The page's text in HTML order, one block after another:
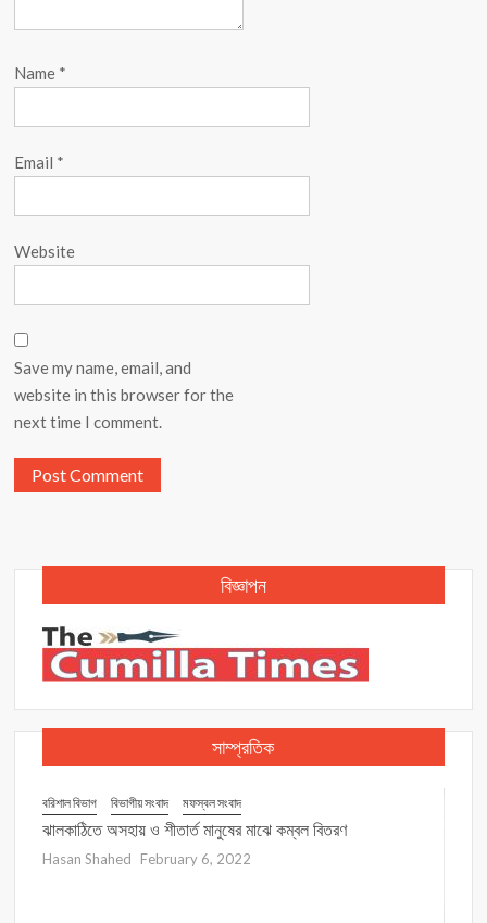
Name *
Email *
Website
Save my name, email, and
website in this browser for the
next time I comment.
বিজ্ঞাপন
সাম্প্রতিক
বরিশাল বিভাগ বিভাগীয় সংবাদ মফস্বল সংবাদ
ঝালকাঠিতে অসহায় ও শীতার্ত মানুষের মাঝে কম্বল বিতরণ
Hasan Shahed February 6, 2022